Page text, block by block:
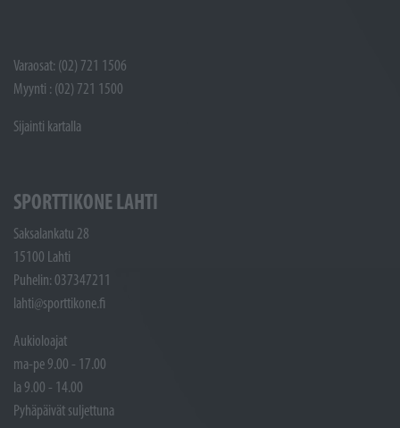
Varaosat: (02) 721 1506
Myynti : (02) 721 1500
Sijainti kartalla
SPORTTIKONE LAHTI
Saksalankatu 28
15100 Lahti
Puhelin: 037347211
lahti@sporttikone.fi
Aukioloajat
ma-pe 9.00 - 17.00
la 9.00 - 14.00
Pyhäpäivät suljettuna